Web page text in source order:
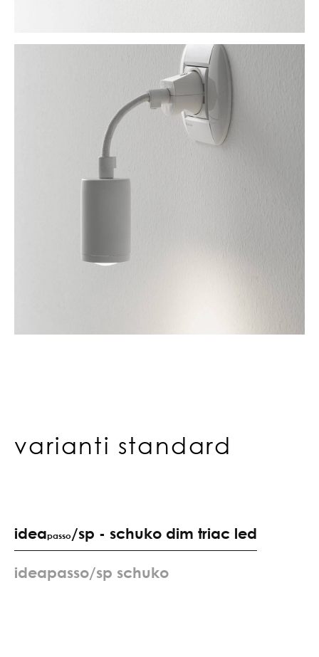
varianti standard
ideapasso/sp - schuko dim triac led
ideapasso/sp schuko